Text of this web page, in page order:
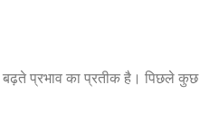
बढ़ते प्रभाव का प्रतीक है। पिछले कुछ